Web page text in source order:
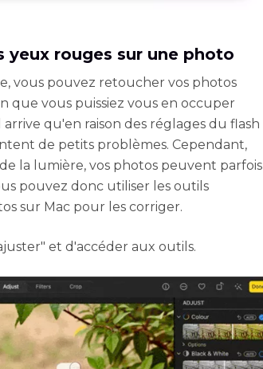
yeux rouges sur une photo
vous pouvez retoucher vos photos
que vous puissiez vous en occuper
qu'en raison des réglages du flash
de petits problèmes. Cependant,
la lumière, vos photos peuvent parfois
pouvez donc utiliser les outils
sur Mac pour les corriger.
et d'accéder aux outils.